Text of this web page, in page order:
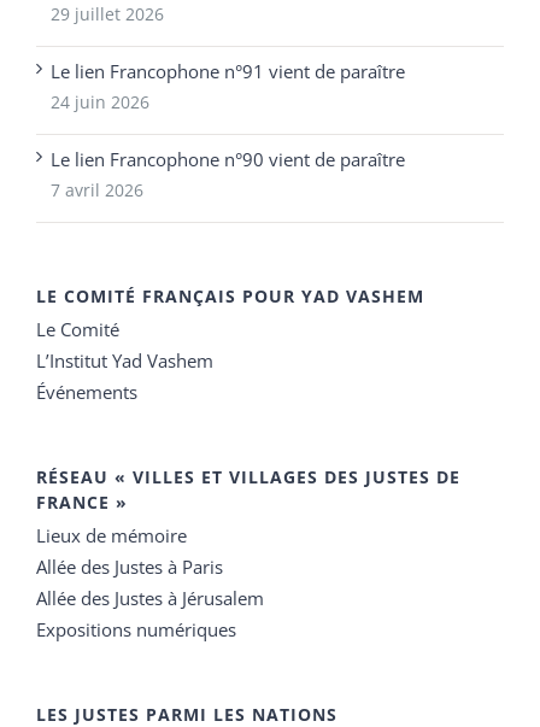
29 juillet 2026
Le lien Francophone n°91 vient de paraître
24 juin 2026
Le lien Francophone n°90 vient de paraître
7 avril 2026
LE COMITÉ FRANÇAIS POUR YAD VASHEM
Le Comité
L’Institut Yad Vashem
Événements
RÉSEAU « VILLES ET VILLAGES DES JUSTES DE
FRANCE »
Lieux de mémoire
Allée des Justes à Paris
Allée des Justes à Jérusalem
Expositions numériques
LES JUSTES PARMI LES NATIONS